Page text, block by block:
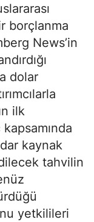
borçlanma
News’in
dolar
ilk
kaynak
tahvilin
yetkilileri